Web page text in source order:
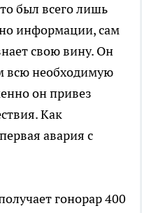
был всего лишь
информации, сам
свою вину. Он
всю необходимую
он привез
Как
авария с
гонорар 400